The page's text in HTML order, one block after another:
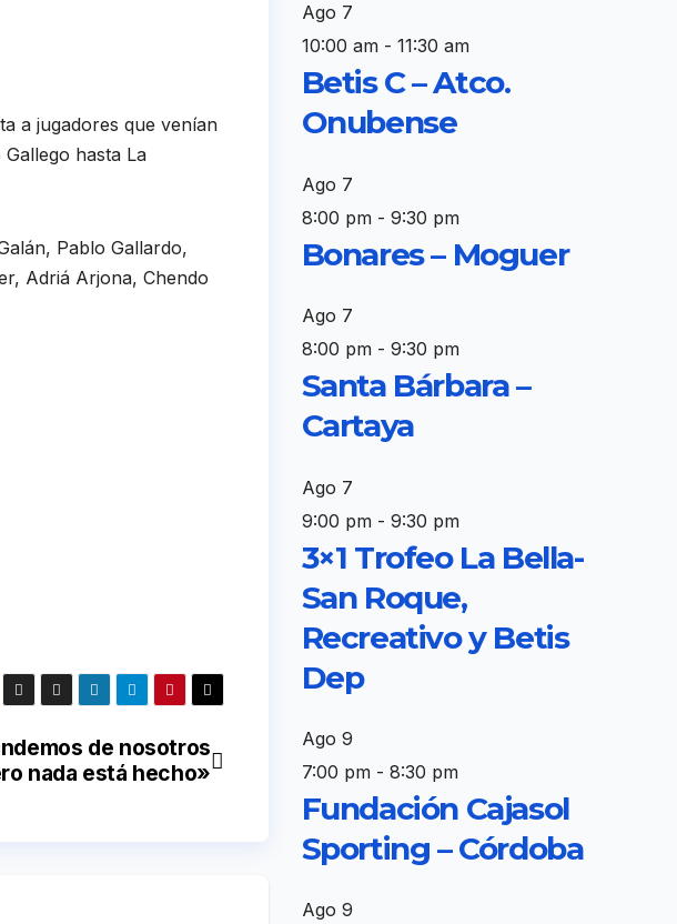
a jugadores que venían
hasta La
Pablo Gallardo,
Adriá Arjona, Chendo
de nosotros
nada está hecho»
Ago 7
10:00 am- 11:30 am
Betis C – Atco.
Onubense
Ago 7
8:00 pm- 9:30 pm
Bonares – Moguer
Ago 7
8:00 pm- 9:30 pm
Santa Bárbara –
Cartaya
Ago 7
9:00 pm- 9:30 pm
3×1 Trofeo La Bella-
San Roque,
Recreativo y Betis
Dep
Ago 9
7:00 pm- 8:30 pm
Fundación Cajasol
Sporting – Córdoba
Ago 9